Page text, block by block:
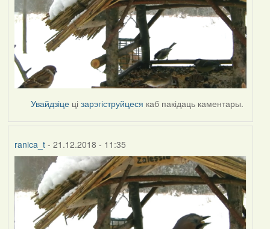
Увайдзіце цізарэгіструйцеся каб пакідаць каментары.
ranica_t- 21.12.2018 - 11:35